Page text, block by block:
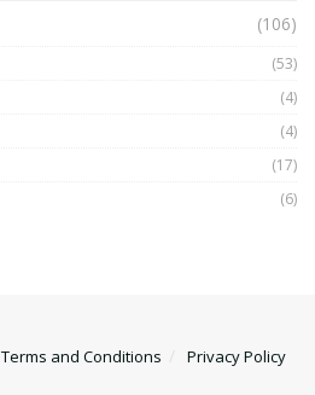
(106)
(53)
(4)
(4)
(17)
(6)
Terms and Conditions Privacy Policy